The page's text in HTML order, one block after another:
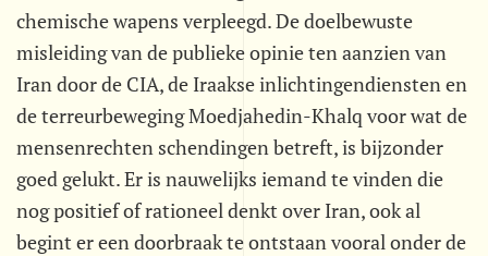
chemische wapens verpleegd. De doelbewuste
misleiding van de publieke opinie ten aanzien van
Iran door de CIA, de Iraakse inlichtingendiensten en
de terreurbeweging Moedjahedin-Khalq voor wat de
mensenrechten schendingen betreft, is bijzonder
goed gelukt. Er is nauwelijks iemand te vinden die
nog positief of rationeel denkt over Iran, ook al
begint er een doorbraak te ontstaan vooral onder de